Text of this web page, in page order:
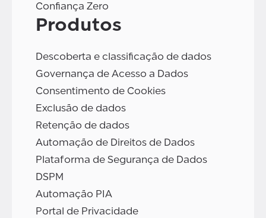
Confiança Zero
Produtos
Descoberta e classificação de dados
Governança de Acesso a Dados
Consentimento de Cookies
Exclusão de dados
Retenção de dados
Automação de Direitos de Dados
Plataforma de Segurança de Dados
DSPM
Automação PIA
Portal de Privacidade